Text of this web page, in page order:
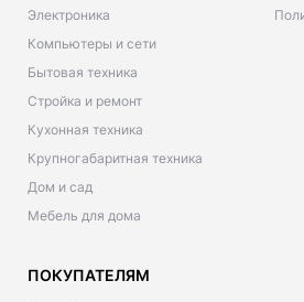
Электроника
Компьютеры и сети
Бытовая техника
Стройка и ремонт
Кухонная техника
Крупногабаритная техника
Дом и сад
Мебель для дома
ПОКУПАТЕЛЯМ